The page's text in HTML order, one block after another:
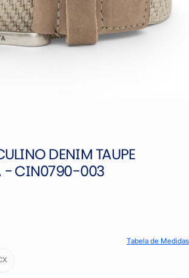
DENIM TAUPE
- CIN0790-003
Tabela de Medidas